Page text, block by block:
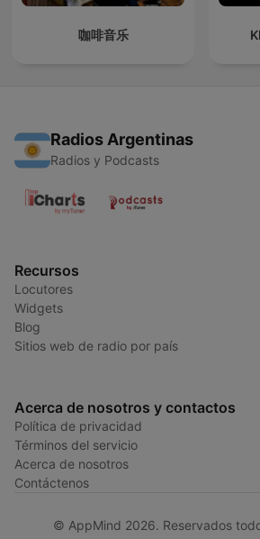
咖啡音乐
Radios Argentinas
Radios y Podcasts
Recursos
Locutores
Widgets
Blog
Sitios web de radio por país
Acerca de nosotros y contactos
Política de privacidad
Términos del servicio
Acerca de nosotros
Contáctenos
© AppMind 2026. Reservados